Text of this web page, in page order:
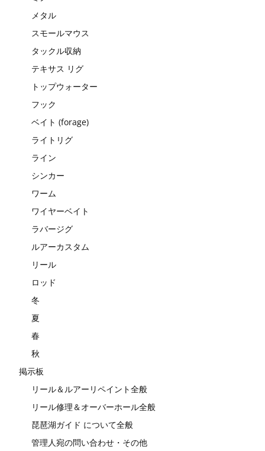
メタル
スモールマウス
タックル収納
テキサス リグ
トップウォーター
フック
ベイト (forage)
ライトリグ
ライン
シンカー
ワーム
ワイヤーベイト
ラバージグ
ルアーカスタム
リール
ロッド
冬
夏
春
秋
掲示板
リール＆ルアーリペイント全般
リール修理＆オーバーホール全般
琵琶湖ガイド について全般
管理人宛の問い合わせ・その他